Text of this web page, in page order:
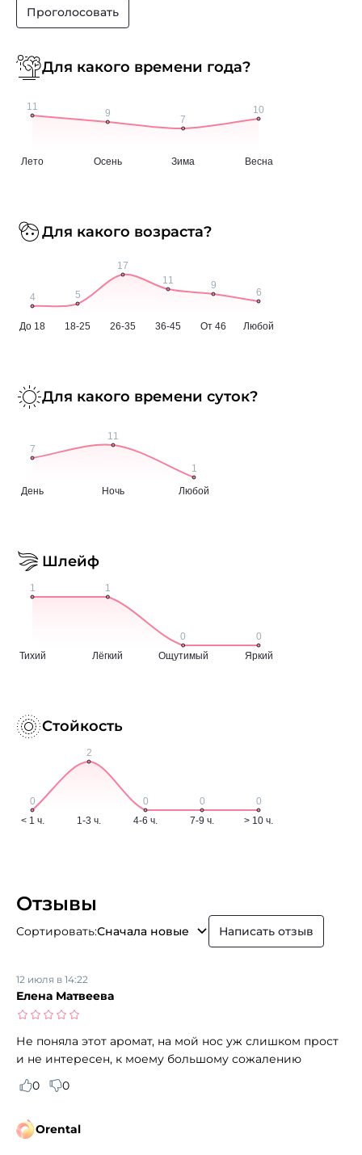
Проголосовать
Для какого времени года?
Для какого возраста?
Для какого времени суток?
Шлейф
Стойкость
Отзывы
Сортировать:Сначала новые Написать отзыв
Елена Матвеева
12 июля в 14:22
Не поняла этот аромат, на мой нос уж слишком прост
и не интересен, к моему большому сожалению
0
0
Orental